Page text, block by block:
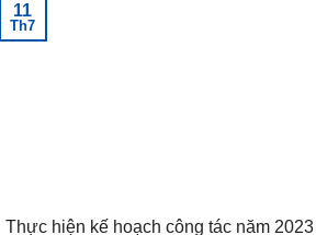
11
Th7
Thực hiện kế hoạch công tác năm